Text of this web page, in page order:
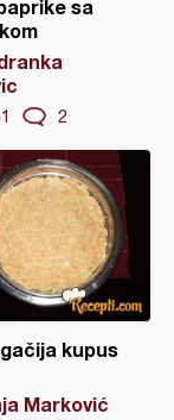
sa
2
kupus
Marković